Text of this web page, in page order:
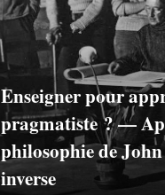
Enseigner pour
pragmatiste ? —
philosophie de
inverse